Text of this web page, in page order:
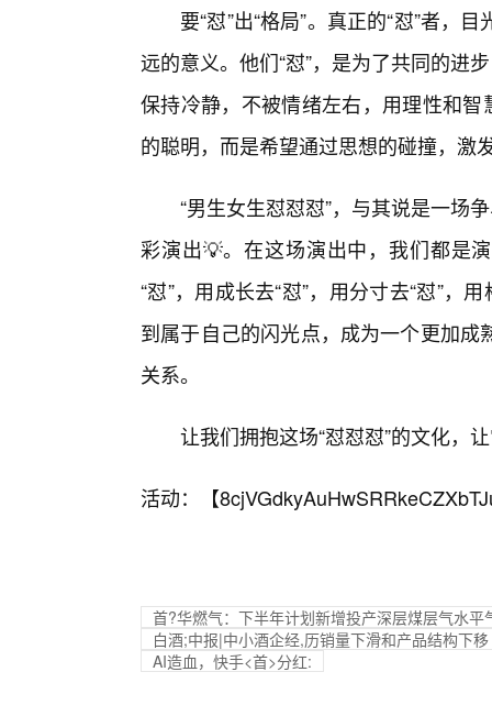
要“怼”出“格局”。真正的“怼”者，
远的意义。他们“怼”，是为了共同的进
保持冷静，不被情绪左右，用理性和
的聪明，而是希望通过思想的碰撞，激
“男生女生怼怼怼”，与其说是一场
彩演出💡。在这场演出中，我们都是
“怼”，用成长去“怼”，用分寸去“怼”，
到属于自己的闪光点，成为一个更加
关系。
让我们拥抱这场“怼怼怼”的文化，
活动：【
首?华燃气：下半年计划新增投产深层煤层气水平
白酒;中报|中小酒企经,历销量下滑和产品结构下
AI造血，快手<首>分红: